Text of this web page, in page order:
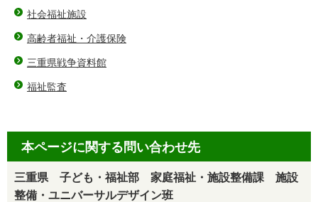
社会福祉施設
高齢者福祉・介護保険
三重県戦争資料館
福祉監査
本ページに関する問い合わせ先
三重県 子ども・福祉部 家庭福祉・施設整備課 施設
整備・ユニバーサルデザイン班